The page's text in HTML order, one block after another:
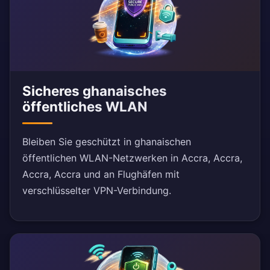
Sicheres ghanaisches
öffentliches WLAN
Bleiben Sie geschützt in ghanaischen
öffentlichen WLAN-Netzwerken in Accra, Accra,
Accra, Accra und an Flughäfen mit
verschlüsselter VPN-Verbindung.